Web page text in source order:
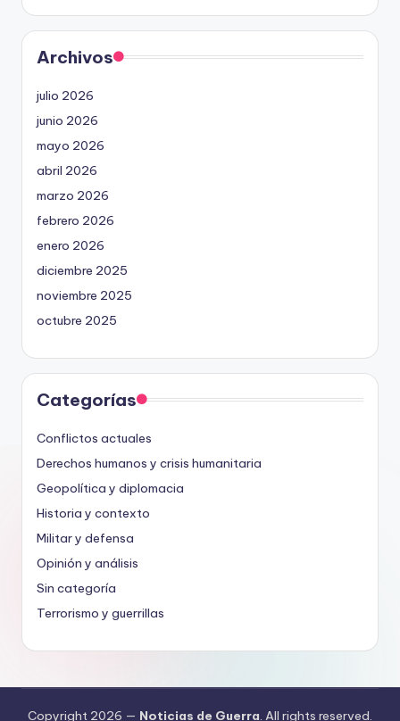
Archivos
julio 2026
junio 2026
mayo 2026
abril 2026
marzo 2026
febrero 2026
enero 2026
diciembre 2025
noviembre 2025
octubre 2025
Categorías
Conflictos actuales
Derechos humanos y crisis humanitaria
Geopolítica y diplomacia
Historia y contexto
Militar y defensa
Opinión y análisis
Sin categoría
Terrorismo y guerrillas
Copyright 2026 — Noticias de Guerra. All rights reserved.